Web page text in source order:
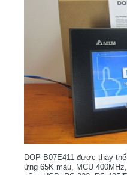
DOP-B07E411 được thay
ứng 65K màu, MCU